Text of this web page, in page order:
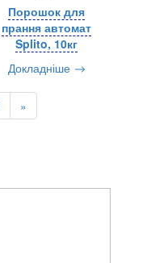
Порошок для
прання автомат
Splito, 10кг
Докладніше
»